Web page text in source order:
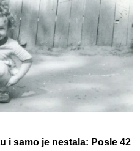
i samo je nestala: Posle 42